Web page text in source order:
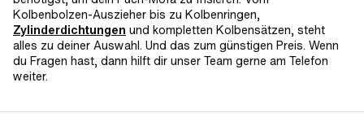
Kolbenbolzen-Auszieher bis zu Kolbenringen,
Zylinderdichtungen und kompletten Kolbensätzen, steht
alles zu deiner Auswahl. Und das zum günstigen Preis. Wenn
du Fragen hast, dann hilft dir unser Team gerne am Telefon
weiter.